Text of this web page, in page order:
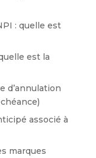
: quelle est
est la
d’annulation
associé à
marques